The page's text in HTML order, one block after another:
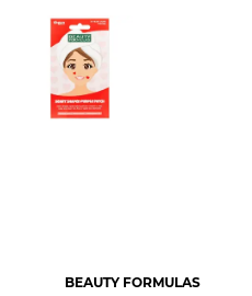
BEAUTY FORMULAS